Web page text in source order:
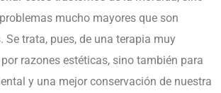
mucho mayores que son
Se trata, pues, de una terapia muy
razones estéticas, sino también para
y una mejor conservación de nuestra